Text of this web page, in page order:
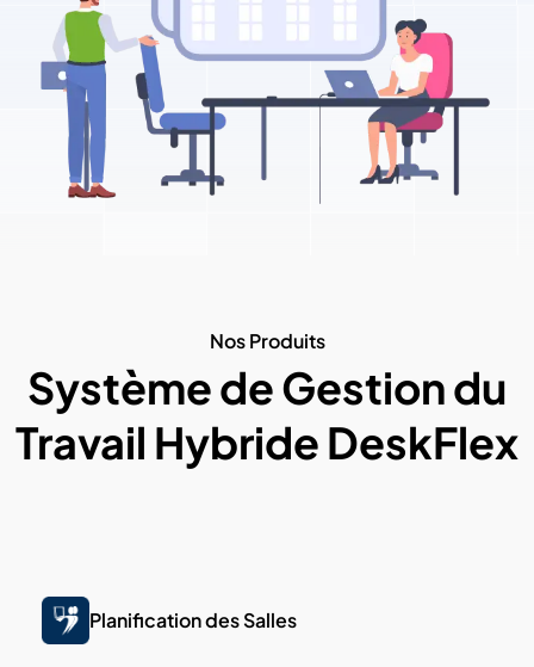
Nos Produits
Système de Gestion du
Travail Hybride DeskFlex
Planification des Salles